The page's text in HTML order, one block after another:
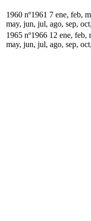
1960 nº1961 7 ene, feb,
may, jun, jul, ago, sep,
1965 nº1966 12 ene, feb,
may, jun, jul, ago, sep,